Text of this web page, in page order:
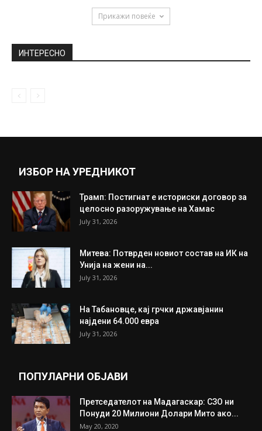
Прикажи повеќе
ИНТЕРЕСНО
ИЗБОР НА УРЕДНИКОТ
Трамп: Постигнат е историски договор за
целосно разоружување на Хамас
July 31, 2026
Митева: Потврден новиот состав на ИК на
Унија на жени на...
July 31, 2026
На Табановце, кај грчки државјанин
најдени 64.000 евра
July 31, 2026
ПОПУЛАРНИ ОБЈАВИ
Претседателот на Мадагаскар: СЗО ни
Понуди 20 Милиони Долари Мито ако...
May 20, 2020